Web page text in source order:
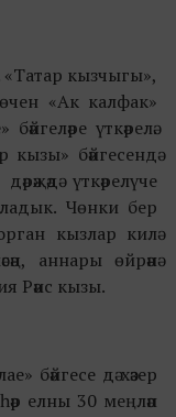
«Татар кызчыгы»,
«Ак калфак»
үткәрелә.
бәйгесендә
үткәрелүче
Чөнки бер
кызлар килә
аннары өйрәнә
Рәис кызы.
бәйгесе дә хәзер
елны 30 меңләп